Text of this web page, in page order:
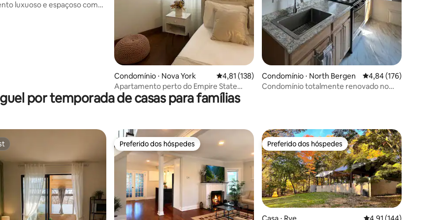
luxuoso e espaçoso com
Condomínio ⋅ Nova York 4,81 de uma avaliação média de 5, 138 avaliações
4,81 (138)
Apartamento perto do Empire State
Building
Condomínio ⋅ North Bergen 4,84 de uma avaliação
4,84 (176)
Condomínio totalmente renovado no
por temporada de casas para famílias
Preferido dos hóspedes
Preferido dos hóspedes Preferido dos hóspedes
Preferido dos hóspedes
Casa ⋅ Rye 4,91 de uma avaliação
4,91 (144)